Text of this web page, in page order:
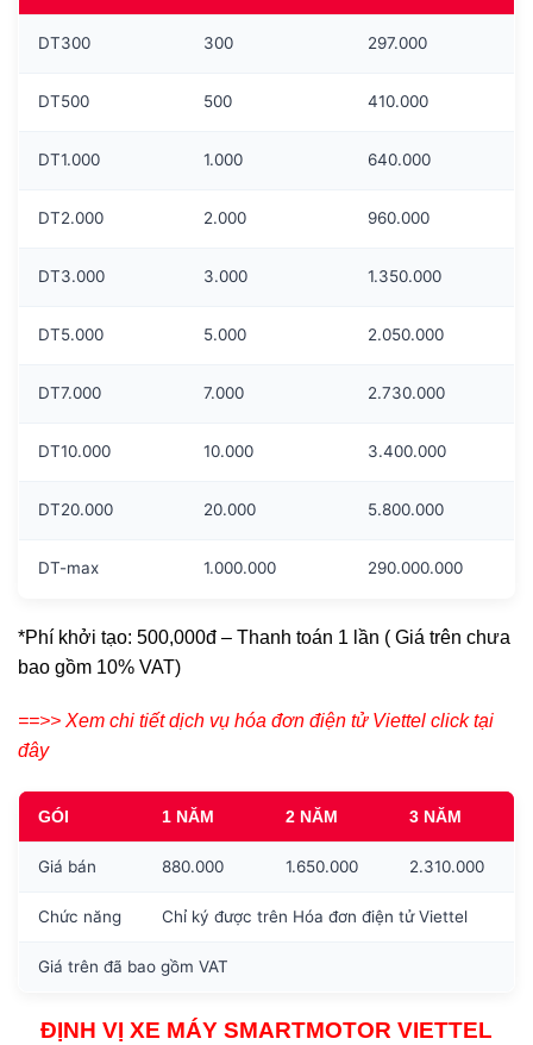
DT300 300 297.000
DT500 500 410.000
DT1.000 1.000 640.000
DT2.000 2.000 960.000
DT3.000 3.000 1.350.000
DT5.000 5.000 2.050.000
DT7.000 7.000 2.730.000
DT10.000 10.000 3.400.000
DT20.000 20.000 5.800.000
DT-max 1.000.000 290.000.000
*Phí khởi tạo: 500,000đ – Thanh toán 1 lần ( Giá trên chưa
bao gồm 10% VAT)
==>> Xem chi tiết dịch vụ hóa đơn điện tử Viettel click tại
đây
GÓI 1 NĂM 2 NĂM 3 NĂM
Giá bán 880.000 1.650.000 2.310.000
Chức năng Chỉ ký được trên Hóa đơn điện tử Viettel
Giá trên đã bao gồm VAT
ĐỊNH VỊ XE MÁY SMARTMOTOR VIETTEL